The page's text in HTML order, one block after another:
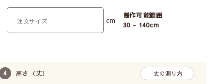
cm
制作可能範囲
30 - 140cm
高さ（丈） 丈の測り方